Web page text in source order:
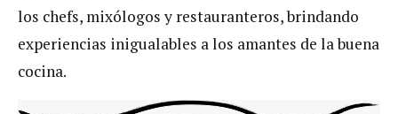
los chefs, mixólogos y restauranteros, brindando
experiencias inigualables a los amantes de la buena
cocina.